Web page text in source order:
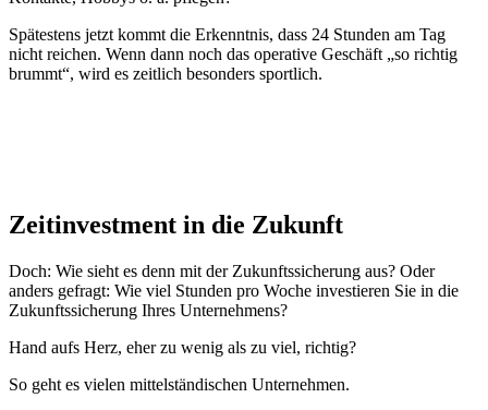
Spätestens jetzt kommt die Erkenntnis, dass 24 Stunden am Tag
nicht reichen. Wenn dann noch das operative Geschäft „so richtig
brummt“, wird es zeitlich besonders sportlich.
Zeitinvestment in die Zukunft
Doch: Wie sieht es denn mit der Zukunftssicherung aus? Oder
anders gefragt: Wie viel Stunden pro Woche investieren Sie in die
Zukunftssicherung Ihres Unternehmens?
Hand aufs Herz, eher zu wenig als zu viel, richtig?
So geht es vielen mittelständischen Unternehmen.